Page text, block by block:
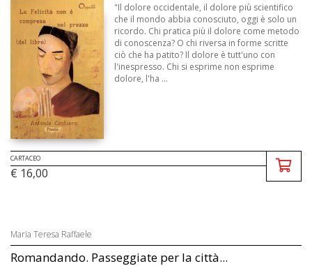
"Il dolore occidentale, il dolore più scientifico
che il mondo abbia conosciuto, oggi è solo un
ricordo. Chi pratica più il dolore come metodo
di conoscenza? O chi riversa in forme scritte
ciò che ha patito? Il dolore è tutt'uno con
l'inespresso. Chi si esprime non esprime
dolore, l'ha ...
CARTACEO
€ 16,00
Maria Teresa Raffaele
Romandando. Passeggiate per la città...